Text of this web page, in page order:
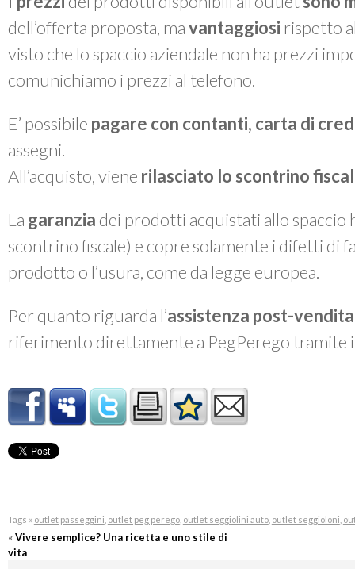
dell’offerta proposta, mavantaggiosi rispetto
visto che lo spaccio aziendale non ha prezzi
comunichiamo i prezzi al telefono.
E’ possibile pagare con contanti, carta di
assegni.
All’acquisto, viene rilasciato lo scontrino
La garanzia dei prodotti acquistati allo spaccio
scontrino fiscale) e copre solamente i difetti di
prodotto o l’usura, come da legge europea.
Per quanto riguarda l’assistenza post-vendita
riferimento direttamente a PegPerego tramite
Tags » outlet passeggini outlet peg perego, outlet seggiolini auto, outlet seggioloni
«Vivere semplice? Una ricetta e uno stile di
vita